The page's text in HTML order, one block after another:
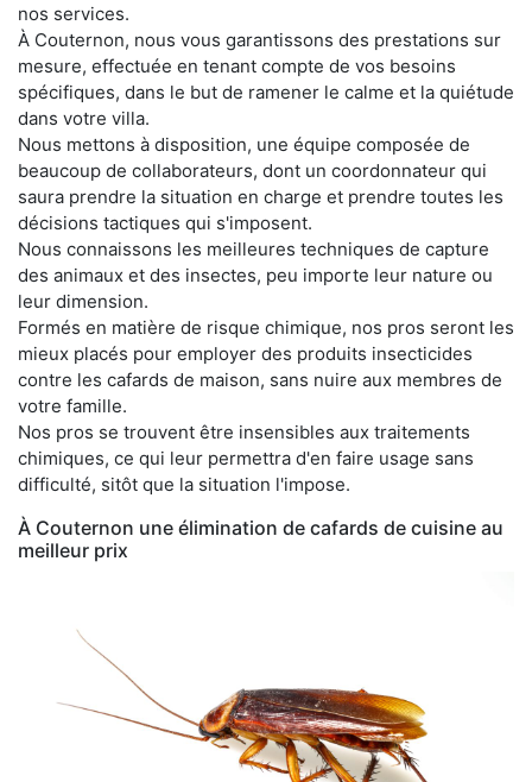
nos services.
À Couternon, nous vous garantissons des prestations sur
mesure, effectuée en tenant compte de vos besoins
spécifiques, dans le but de ramener le calme et la quiétude
dans votre villa.
Nous mettons à disposition, une équipe composée de
beaucoup de collaborateurs, dont un coordonnateur qui
saura prendre la situation en charge et prendre toutes les
décisions tactiques qui s'imposent.
Nous connaissons les meilleures techniques de capture
des animaux et des insectes, peu importe leur nature ou
leur dimension.
Formés en matière de risque chimique, nos pros seront les
mieux placés pour employer des produits insecticides
contre les cafards de maison, sans nuire aux membres de
votre famille.
Nos pros se trouvent être insensibles aux traitements
chimiques, ce qui leur permettra d'en faire usage sans
difficulté, sitôt que la situation l'impose.
À Couternon une élimination de cafards de cuisine au
meilleur prix